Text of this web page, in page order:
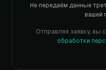
Не передаём данные
вашей
Отправляя заявку, вы
обработки